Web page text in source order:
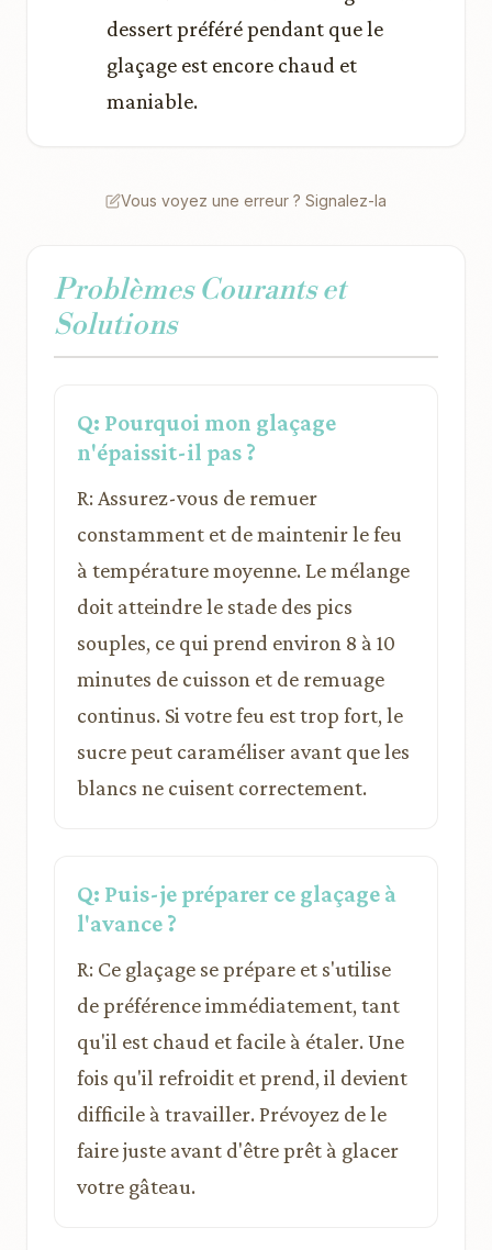
dessert préféré pendant que le
glaçage est encore chaud et
maniable.
Vous voyez une erreur ? Signalez-la
Problèmes Courants et
Solutions
Q: Pourquoi mon glaçage
n'épaissit-il pas ?
R: Assurez-vous de remuer
constamment et de maintenir le feu
à température moyenne. Le mélange
doit atteindre le stade des pics
souples, ce qui prend environ 8 à 10
minutes de cuisson et de remuage
continus. Si votre feu est trop fort, le
sucre peut caraméliser avant que les
blancs ne cuisent correctement.
Q: Puis-je préparer ce glaçage à
l'avance ?
R: Ce glaçage se prépare et s'utilise
de préférence immédiatement, tant
qu'il est chaud et facile à étaler. Une
fois qu'il refroidit et prend, il devient
difficile à travailler. Prévoyez de le
faire juste avant d'être prêt à glacer
votre gâteau.